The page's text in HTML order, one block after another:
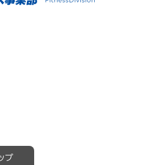
プ